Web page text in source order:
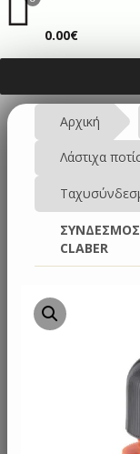
ΚΑΛΆΘΙ
0.00€
Αρχική
Λάστιχα
ΣΥΝΔΕΣΜΟΣ
CLABER